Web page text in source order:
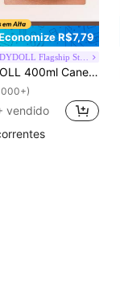
R$7,79
para Iniciantes, Uso Próprio, Presente, Maquiagem de Viagem, Essencial para Feriados, Marca de Nicho, Presente Surpresa, Novo Lançamento, Único, Presente para Amigos, Namorada, Essencial para Casamento, Convidado de Casamento, Festa de Solteiros, Maquiagem Feminina, Maquiagem Diária no Campus, Maquiagem Doce, Maquiagem Ousada, Maquiagem para Encontros
vendido